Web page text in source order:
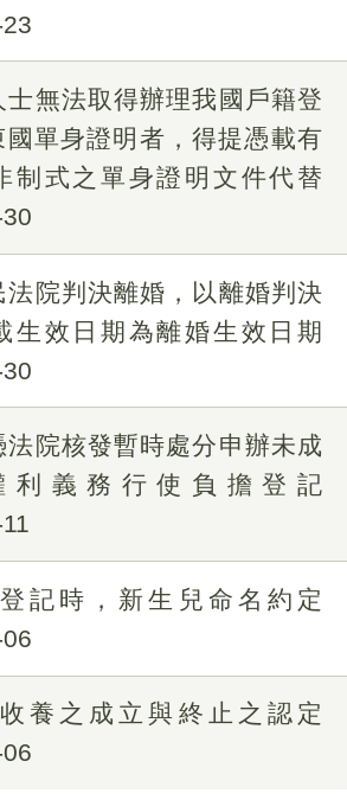
士無法取得辦理我國戶籍登
國單身證明者，得提憑載有
制式之單身證明文件代替
法院判決離婚，以離婚判決
生效日期為離婚生效日期
法院核發暫時處分申辦未成
利義務行使負擔登記
記時，新生兒命名約定
養之成立與終止之認定